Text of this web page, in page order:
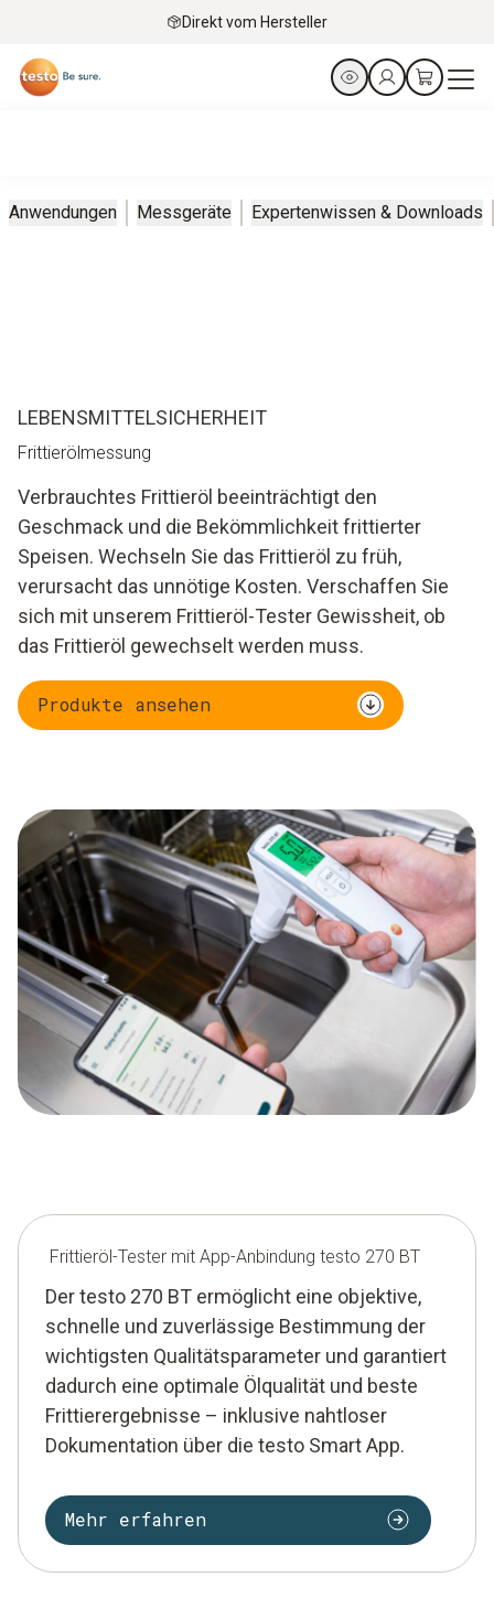
Direkt vom Hersteller
Anwendungen Messgeräte Expertenwissen & Downloads
LEBENSMITTEL­SICHERHEIT
Frittierölmessung
Verbrauchtes Frittieröl beeinträchtigt den
Geschmack und die Bekömmlichkeit frittierter
Speisen. Wechseln Sie das Frittieröl zu früh,
verursacht das unnötige Kosten. Verschaffen Sie
sich mit unserem Frittieröl-Tester Gewissheit, ob
das Frittieröl gewechselt werden muss.
Produkte ansehen
Frittieröl-Tester mit App-Anbindung testo 270 BT
Der testo 270 BT ermöglicht eine objektive,
schnelle und zuverlässige Bestimmung der
wichtigsten Qualitätsparameter und garantiert
dadurch eine optimale Ölqualität und beste
Frittierergebnisse – inklusive nahtloser
Dokumentation über die testo Smart App.
Mehr erfahren